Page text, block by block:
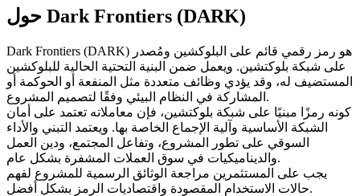
العقود الآجلة USDC
العقود الآجلة باستخدام USDC كضمان
حول Dark Frontiers (DARK)
Dark Frontiers (DARK) هو رمز رقمي قائم على البلوكشين ومُصدر
على شبكة بلوكتشين. ويعمل ضمن البنية التحتية الحالية للبلوكشين
المستضيف له، وقد يؤدي وظائف متعددة مثل المنفعة أو الحوكمة أو
المشاركة في النظام البيئي وفقًا لتصميم المشروع.
كونه رمزًا مبنيًا على شبكة بلوكتشين، فإن معاملاته تعتمد على أمان
الشبكة الأساسية وآلية الإجماع الخاصة بها. ويعتمد التبني والأداء
السوقي على تطور المشروع، وتفاعل المجتمع، ودين العمل
والديناميكيات في سوق العملات المشفرة بشكل عام.
يجب على المستثمرين مراجعة الوثائق الرسمية للمشروع لفهم
حالات الاستخدام المقصودة واقتصاديات الرمز بشكل أفضل.